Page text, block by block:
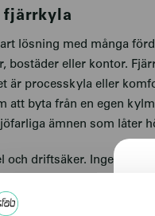
lösning med många
bostäder eller kontor.
är processkyla eller
att byta från en egen
ämnen som låter
och driftsäker. Inget
ser till att allt funkar
som fjärrvärme.